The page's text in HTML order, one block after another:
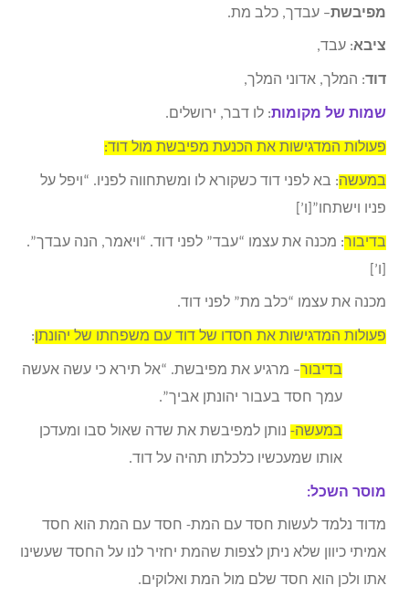
מפיבשת– עבדך, כלב מת.
ציבא: עבד,
דוד: המלך, אדוני המלך,
שמות של מקומות: לו דבר, ירושלים.
פעולות המדגישות את הכנעת מפיבשת מול דוד:
במעשה: בא לפני דוד כשקורא לו ומשתחווה לפניו. “ויפל על
פניו וישתחו”[ו’]
בדיבור: מכנה את עצמו “עבד” לפני דוד. “ויאמר, הנה עבדך”.
[ו’]
מכנה את עצמו “כלב מת” לפני דוד.
פעולות המדגישות את חסדו של דוד עם משפחתו של יהונתן :
בדיבור– מרגיע את מפיבשת. “אל תירא כי עשה אעשה
עמך חסד בעבור יהונתן אביך”.
במעשה- נותן למפיבשת את שדה שאול סבו ומעדכן
אותו שמעכשיו כלכלתו תהיה על דוד.
מוסר השכל:
מדוד נלמד לעשות חסד עם המת- חסד עם המת הוא חסד
אמיתי כיוון שלא ניתן לצפות שהמת יחזיר לנו על החסד שעשינו
אתו ולכן הוא חסד שלם מול המת ואלוקים.